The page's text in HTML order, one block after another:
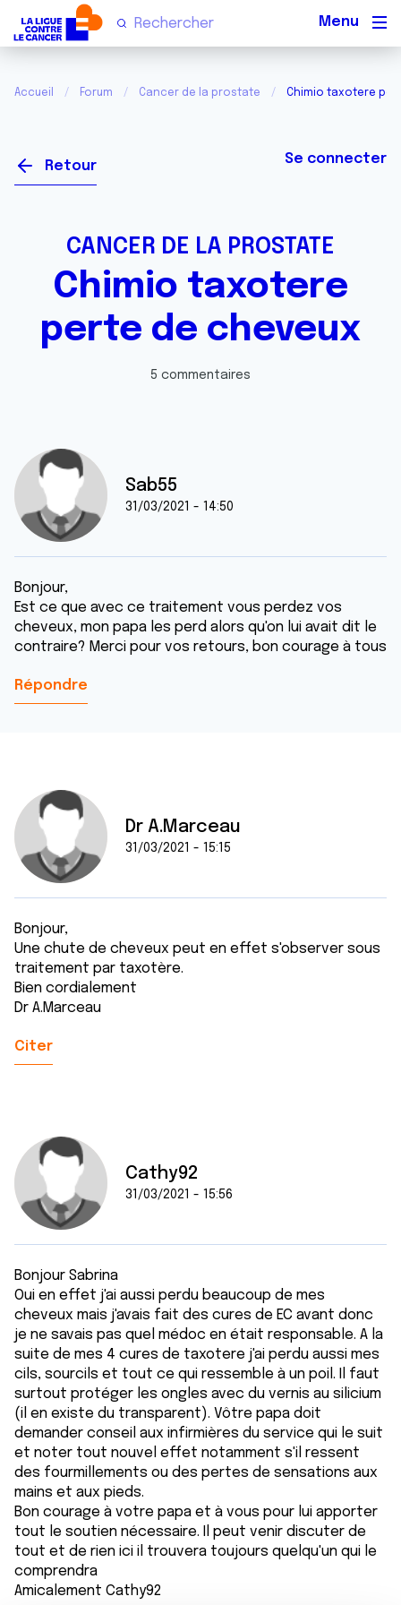
Accueil Forum Cancer de la prostate Chimio taxotere
Retour Se connecter
CANCER DE LA PROSTATE
Chimio taxotere
perte de cheveux
5 commentaires
Sab55
31/03/2021 - 14:50
Bonjour,
Est ce que avec ce traitement vous perdez vos
cheveux, mon papa les perd alors qu'on lui avait dit le
contraire? Merci pour vos retours, bon courage à tous
Répondre
Dr A.Marceau
31/03/2021 - 15:15
Bonjour,
Une chute de cheveux peut en effet s'observer sous
traitement par taxotère.
Bien cordialement
Dr A.Marceau
Citer
Cathy92
31/03/2021 - 15:56
Bonjour Sabrina
Oui en effet j'ai aussi perdu beaucoup de mes
cheveux mais j'avais fait des cures de EC avant donc
je ne savais pas quel médoc en était responsable. A la
suite de mes 4 cures de taxotere j'ai perdu aussi mes
cils, sourcils et tout ce qui ressemble à un poil. Il faut
surtout protéger les ongles avec du vernis au silicium
(il en existe du transparent). Vôtre papa doit
demander conseil aux infirmières du service qui le suit
et noter tout nouvel effet notamment s'il ressent
des fourmillements ou des pertes de sensations aux
mains et aux pieds.
Bon courage à votre papa et à vous pour lui apporter
tout le soutien nécessaire. Il peut venir discuter de
tout et de rien ici il trouvera toujours quelqu'un qui le
comprendra
Amicalement Cathy92